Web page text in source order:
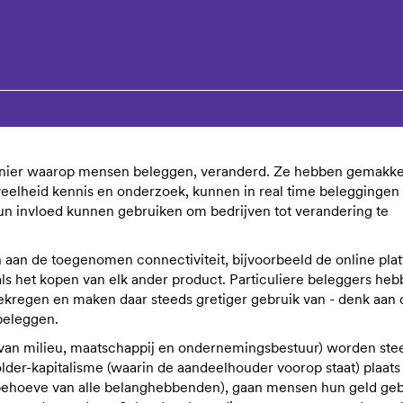
waarop mensen beleggen, veranderd. Ze hebben
kennis en onderzoek, kunnen in real time beleggingen
invloed kunnen gebruiken om bedrijven tot verandering te
de toegenomen connectiviteit, bijvoorbeeld de online
het kopen van elk ander product. Particuliere beleggers
en maken daar steeds gretiger gebruik van - denk aan
milieu, maatschappij en ondernemingsbestuur) worden
kapitalisme (waarin de aandeelhouder voorop staat) plaats
van alle belanghebbenden), gaan mensen hun geld